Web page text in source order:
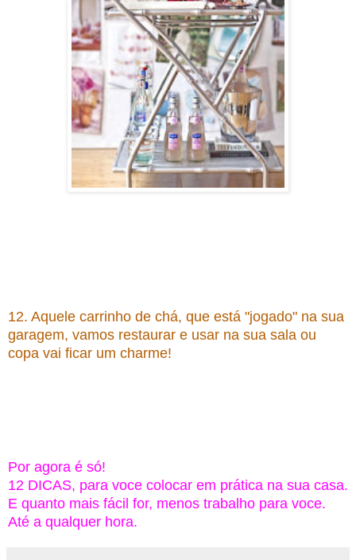
12. Aquele carrinho de chá, que está "jogado" na sua
garagem, vamos restaurar e usar na sua sala ou
copa vai ficar um charme!
Por agora é só!
12 DICAS, para voce colocar em prática na sua casa.
E quanto mais fácil for, menos trabalho para voce.
Até a qualquer hora.